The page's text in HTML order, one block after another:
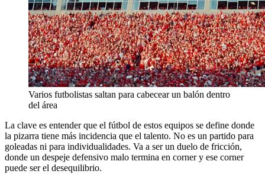
Varios futbolistas saltan para cabecear un balón dentro
del área
La clave es entender que el fútbol de estos equipos se define donde
la pizarra tiene más incidencia que el talento. No es un partido para
goleadas ni para individualidades. Va a ser un duelo de fricción,
donde un despeje defensivo malo termina en corner y ese corner
puede ser el desequilibrio.